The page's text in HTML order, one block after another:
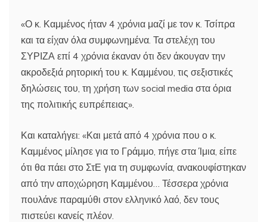
«Ο κ. Καμμένος ήταν 4 χρόνια μαζί με τον κ. Τσίπρα
και τα είχαν όλα συμφωνημένα. Τα στελέχη του
ΣΥΡΙΖΑ επί 4 χρόνια έκαναν ότι δεν άκουγαν την
ακροδεξιά ρητορική του κ. Καμμένου, τις σεξιστικές
δηλώσεις του, τη χρήση των social media στα όρια
της πολιτικής ευπρέπειας».
Και καταλήγει: «Και μετά από 4 χρόνια που ο κ.
Καμμένος μίλησε για το Γράμμο, πήγε στα Ίμια, είπε
ότι θα πάει στο ΣτΕ για τη συμφωνία, ανακουφίστηκαν
από την αποχώρηση Καμμένου… Τέσσερα χρόνια
πουλάνε παραμύθι στον ελληνικό λαό, δεν τους
πιστεύει κανείς πλέον.